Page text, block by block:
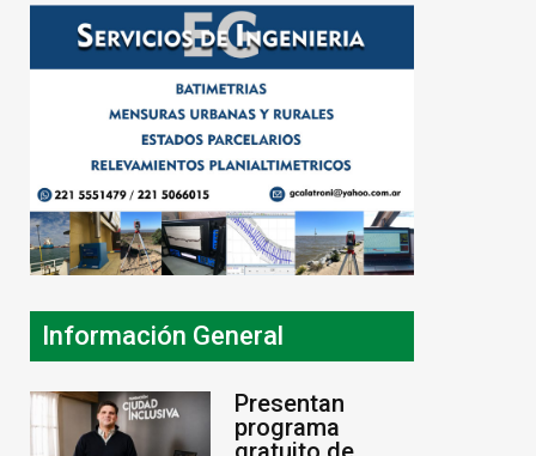
Información General
Presentan
programa